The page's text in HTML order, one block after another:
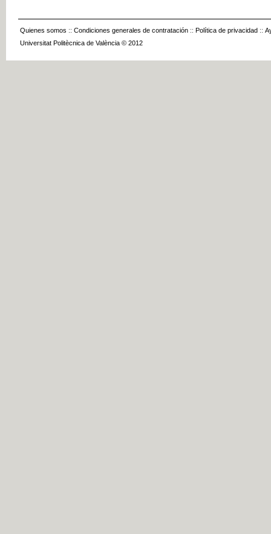
Quienes somos :: Condiciones generales de contratación :: Política de privacidad ::
Universitat Politècnica de València © 2012